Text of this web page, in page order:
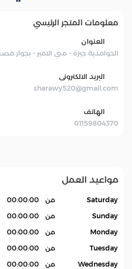
معلومات المتجر الرئيسي
العنوان
الحوامدية جيزة - مني الامير - بجوار
البريد الالكترونى
sharawy520@gmail.com
الهاتف
01159804370
مواعيد العمل
Saturday من 00:00:00
Sunday
من 00:00:00
Monday
من 00:00:00
Tuesday
من 00:00:00
Wednesday
من 00:00:00